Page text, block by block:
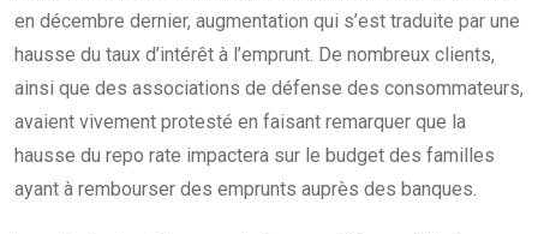
en décembre dernier, augmentation qui s’est traduite par une
hausse du taux d’intérêt à l’emprunt. De nombreux clients,
ainsi que des associations de défense des consommateurs,
avaient vivement protesté en faisant remarquer que la
hausse du repo rate impactera sur le budget des familles
ayant à rembourser des emprunts auprès des banques.